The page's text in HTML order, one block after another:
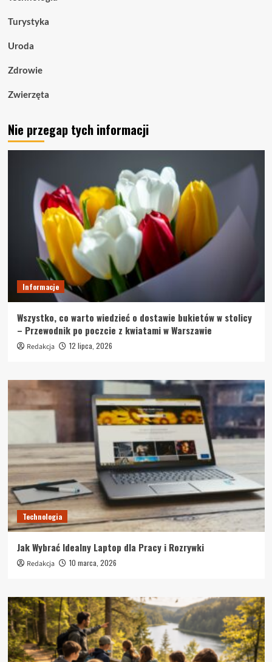
Turystyka
Uroda
Zdrowie
Zwierzęta
Nie przegap tych informacji
Informacje
Wszystko, co warto wiedzieć o dostawie bukietów w stolicy
– Przewodnik po poczcie z kwiatami w Warszawie
Redakcja 12 lipca, 2026
Technologia
Jak Wybrać Idealny Laptop dla Pracy i Rozrywki
Redakcja 10 marca, 2026